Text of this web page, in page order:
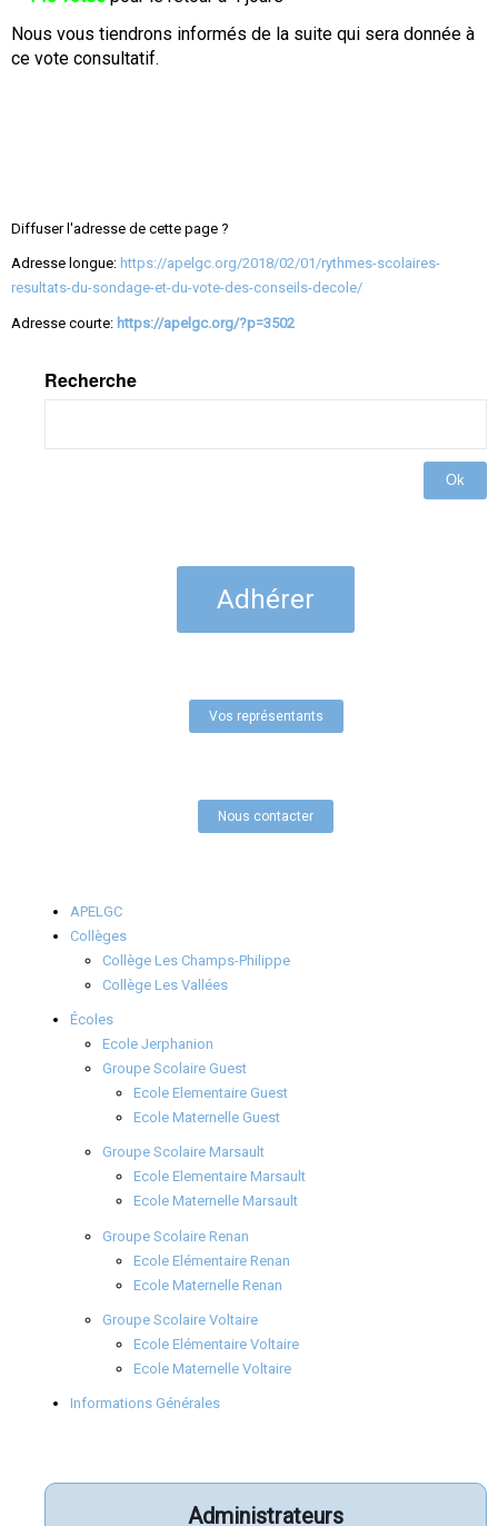
Nous vous tiendrons informés de la suite qui sera donnée à
ce vote consultatif.
Diffuser l'adresse de cette page ?
Adresse longue: https://apelgc.org/2018/02/01/rythmes-scolaires-
resultats-du-sondage-et-du-vote-des-conseils-decole/
Adresse courte: https://apelgc.org/?p=3502
Recherche
Ok
Adhérer
Vos représentants
Nous contacter
APELGC
Collèges
Collège Les Champs-Philippe
Collège Les Vallées
Écoles
Ecole Jerphanion
Groupe Scolaire Guest
Ecole Elementaire Guest
Ecole Maternelle Guest
Groupe Scolaire Marsault
Ecole Elementaire Marsault
Ecole Maternelle Marsault
Groupe Scolaire Renan
Ecole Elémentaire Renan
Ecole Maternelle Renan
Groupe Scolaire Voltaire
Ecole Elémentaire Voltaire
Ecole Maternelle Voltaire
Informations Générales
Administrateurs